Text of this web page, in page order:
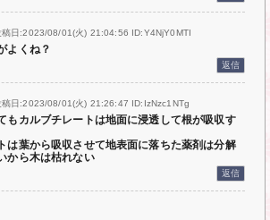
稿日:2023/08/01(火) 21:04:56 ID:Y4NjY0MTI
よくね？
返信
稿日:2023/08/01(火) 21:26:47 ID:IzNzc1NTg
もカルブチレートは地面に浸透して根が吸収す
は葉から吸収させて地表面に落ちた薬剤は分解
から木は枯れない
返信